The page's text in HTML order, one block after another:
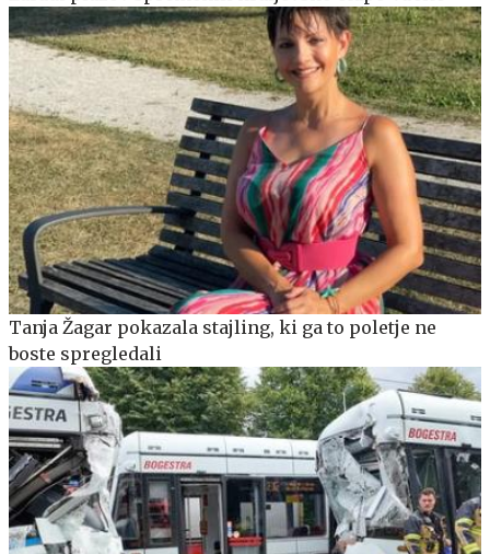
Tanja Žagar pokazala stajling, ki ga to poletje ne
boste spregledali